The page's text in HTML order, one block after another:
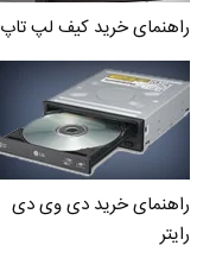
راهنمای خرید کیف لپ تاپ
راهنمای خرید دی وی دی
رایتر